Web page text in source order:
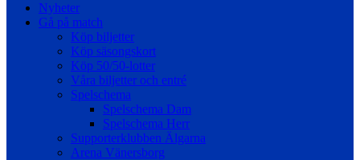
Nyheter
Gå på match
Köp biljetter
Köp säsongskort
Köp 50/50-lotter
Våra biljetter och entré
Spelschema
Spelschema Dam
Spelschema Herr
Supporterklubben Älgarna
Arena Vänersborg